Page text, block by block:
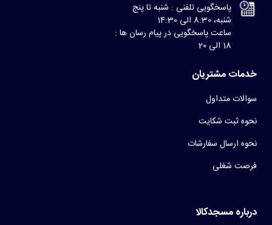
پاسخگویی تلفنی : شنبه تا پنج
شنبه، 8:30 الی 14:30
ساعت پاسخگویی در پیام رسان ها :
18 الی 20
خدمات مشتریان
سوالات متداول
نحوه ثبت شکایت
نحوه ارسال سفارشات
فرصت شغلی
درباره مسجدکالا